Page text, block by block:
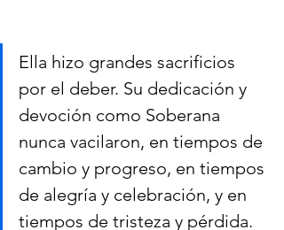
Ella hizo grandes sacrificios
por el deber. Su dedicación y
devoción como Soberana
nunca vacilaron, en tiempos de
cambio y progreso, en tiempos
de alegría y celebración, y en
tiempos de tristeza y pérdida.